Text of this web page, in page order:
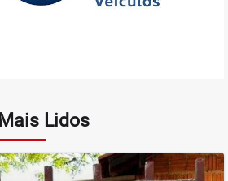
Mais Lidos